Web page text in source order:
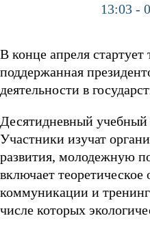
13:03 -
В конце апреля
поддержанная
деятельности в
Десятидневный учебный
Участники изучат
развития, молодежную
включает
коммуникации и
числе которых